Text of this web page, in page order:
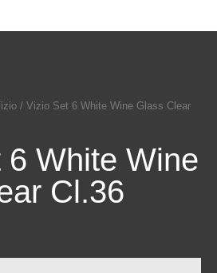
/ Vizio Set 6 White Wine Glass Clear
White Wine
Cl.36